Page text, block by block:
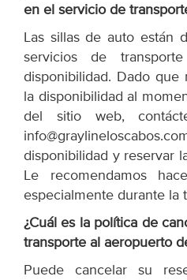
en el servicio de
Las sillas de auto están
servicios de
disponibilidad. Dado que
la disponibilidad al
del sitio web,
disponibilidad y reservar
Le recomendamos
especialmente durante la
¿Cuál es la política de
transporte al aeropuerto
Puede cancelar su